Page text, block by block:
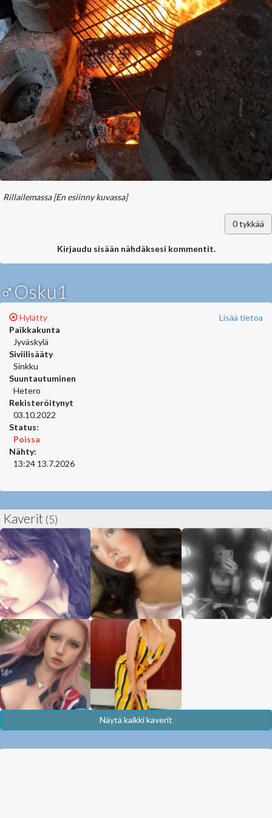
Rillailemassa[En esiinny kuvassa]
0tykkää
Kirjaudu sisään nähdäksesi kommentit.
♂Osku1
Lisää tietoa
Hylätty
Paikkakunta
Jyväskylä
Siviilisääty
Sinkku
Suuntautuminen
Hetero
Rekisteröitynyt
03.10.2022
Status:
Poissa
Nähty:
13:24 13.7.2026
Kaverit (5)
Näytä kaikki kaverit